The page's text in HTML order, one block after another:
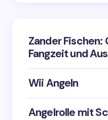
Zander Fischen:
Fangzeit und
Wii Angeln
Angelrolle mit